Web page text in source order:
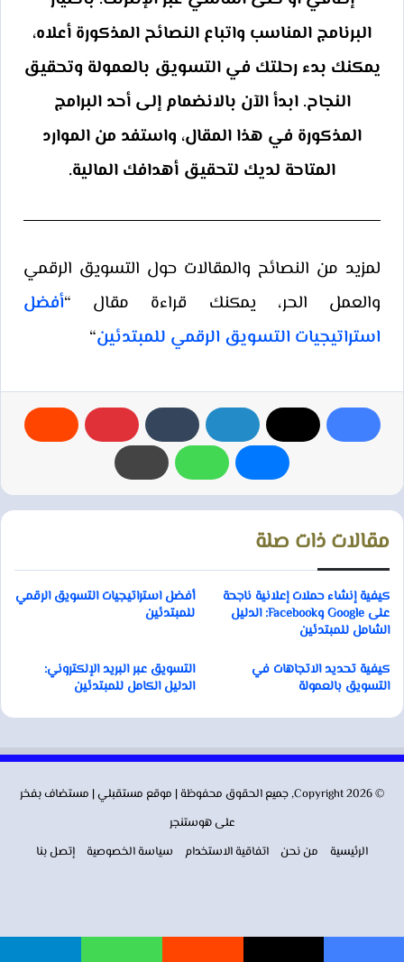
البرنامج المناسب واتباع النصائح المذكورة أعلاه،
يمكنك بدء رحلتك في التسويق بالعمولة وتحقيق
النجاح. ابدأ الآن بالانضمام إلى أحد البرامج
المذكورة في هذا المقال، واستفد من الموارد
المتاحة لديك لتحقيق أهدافك المالية.
لمزيد من النصائح والمقالات حول التسويق الرقمي
والعمل الحر، يمكنك قراءة مقال “أفضل
استراتيجيات التسويق الرقمي للمبتدئين“
مقالات ذات صلة
كيفية إنشاء حملات إعلانية ناجحة
على Google وFacebook: الدليل
الشامل للمبتدئين
أفضل استراتيجيات التسويق الرقمي
للمبتدئين
كيفية تحديد الاتجاهات في
التسويق بالعمولة
التسويق عبر البريد الإلكتروني:
الدليل الكامل للمبتدئين
© Copyright 2026, جميع الحقوق محفوظة | موقع مستقبلي| مستضاف بفخر
علىهوستنجر
الرئيسية
من نحن اتفاقية الاستخدام سياسة الخصوصية إتصل بنا